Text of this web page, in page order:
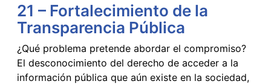
21 – Fortalecimiento de la
Transparencia Pública
¿Qué problema pretende abordar el compromiso?
El desconocimiento del derecho de acceder a la
información pública que aún existe en la sociedad,